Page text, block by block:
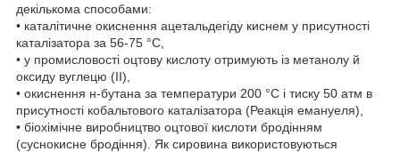
декількома способами:
• каталітичне окиснення ацетальдегіду киснем у присутності
каталізатора за 56-75 °C,
• у промисловості оцтову кислоту отримують із метанолу й
оксиду вуглецю (II),
• окиснення н-бутана за температури 200 °C і тиску 50 атм в
присутності кобальтового каталізатора (Реакція емануеля),
• біохімічне виробництво оцтової кислоти бродінням
(суснокисне бродіння). Як сировина використовуються